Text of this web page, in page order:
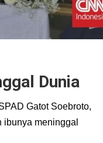
Dunia
Gatot Soebroto,
ibunya meninggal